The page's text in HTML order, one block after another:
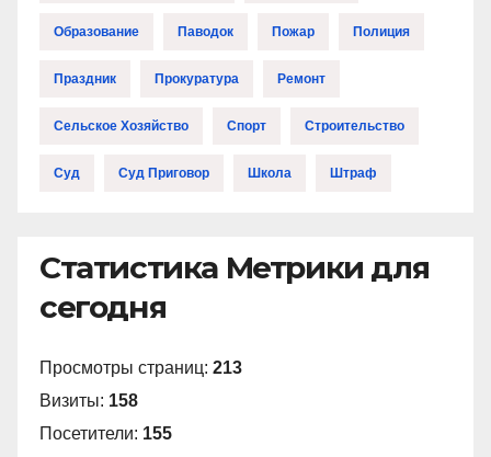
Образование Паводок Пожар Полиция
Праздник Прокуратура Ремонт
Сельское Хозяйство Спорт Строительство
Суд Суд Приговор Школа Штраф
Статистика Метрики для
сегодня
Просмотры страниц: 213
Визиты: 158
Посетители: 155